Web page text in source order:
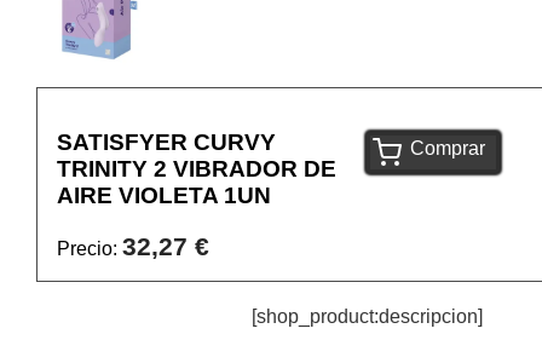
SATISFYER CURVY
TRINITY 2 VIBRADOR DE
AIRE VIOLETA 1UN
Precio: 32,27 €
Comprar
[shop_product:descripcion]